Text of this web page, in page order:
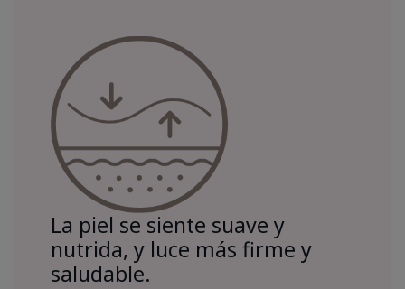
La piel se siente suave y
nutrida, y luce más firme y
saludable.